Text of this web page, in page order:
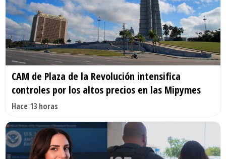
CAM de Plaza de la Revolución intensifica
controles por los altos precios en las Mipymes
Hace 13 horas